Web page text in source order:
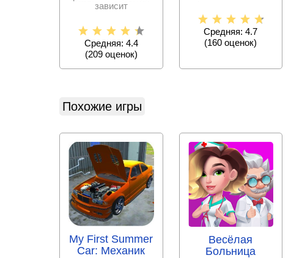
зависит
принятых тобой
решениях.
Средняя: 4.4
(209оценок)
задачи с
пошаговыми
Средняя: 4.7
(160 оценок)
Похожие игры
My First Summer
Car: Механик
Весёлая
Больница